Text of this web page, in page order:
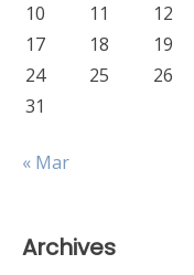
10
11 12
17
18 19
24
25 26
31
« Mar
Archives